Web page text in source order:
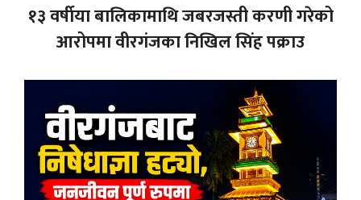
१३ वर्षीया बालिकामाथि जबरजस्ती करणी गरेको
आरोपमा वीरगंजका निखिल सिंह पक्राउ